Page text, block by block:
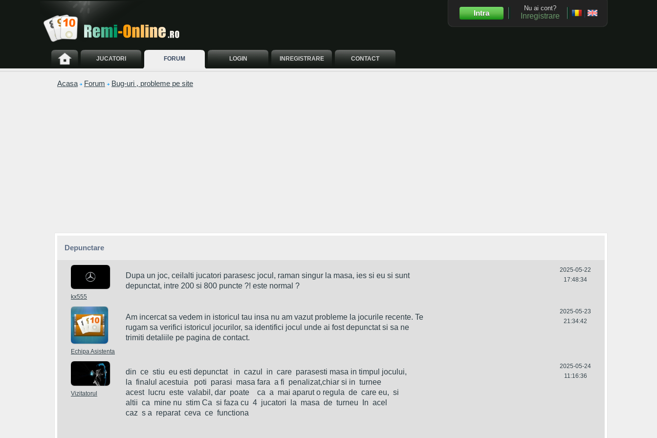
Nu ai cont?
Inregistrare
Intra
JUCATORI FORUM LOGIN INREGISTRARE CONTACT
Acasa Forum Bug-uri , probleme pe site
Depunctare
kx555
Dupa un joc, ceilalti jucatori parasesc jocul, raman singur la masa, ies si eu si sunt
depunctat, intre 200 si 800 puncte ?! este normal ?
2025-05-22
17:48:34
Echipa Asistenta
Am incercat sa vedem in istoricul tau insa nu am vazut probleme la jocurile recente. Te
rugam sa verifici istoricul jocurilor, sa identifici jocul unde ai fost depunctat si sa ne
trimiti detaliile pe pagina de contact.
2025-05-23
21:34:42
Vizitatorul
din  ce  stiu  eu esti depunctat   in  cazul  in  care  parasesti masa in timpul jocului,
la  finalul acestuia   poti  parasi  masa fara  a fi  penalizat,chiar si in  turnee
acest  lucru  este  valabil, dar  poate    ca  a  mai aparut o regula  de  care eu,  si
altii  ca  mine nu  stim Ca  si faza cu  4  jucatori  la  masa  de  turneu  In  acel
caz  s a  reparat  ceva  ce  functiona
2025-05-24
11:16:36